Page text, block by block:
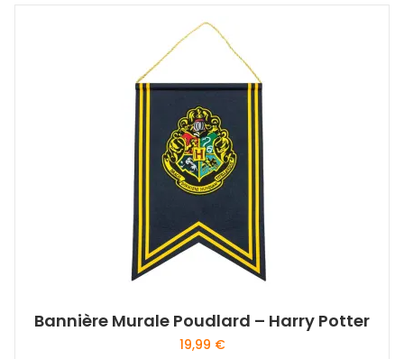
Bannière Murale Poudlard – Harry Potter
19,99 €